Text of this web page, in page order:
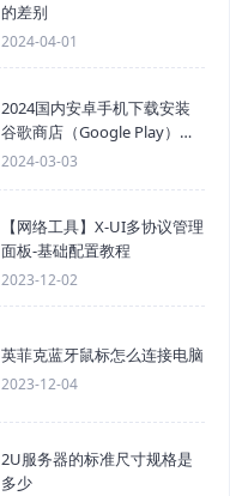
的差别
2024-04-01
2024国内安卓手机下载安装
谷歌商店（Google Play）详
细步骤
2024-03-03
【网络工具】X-UI多协议管理
面板-基础配置教程
2023-12-02
英菲克蓝牙鼠标怎么连接电脑
2023-12-04
2U服务器的标准尺寸规格是
多少